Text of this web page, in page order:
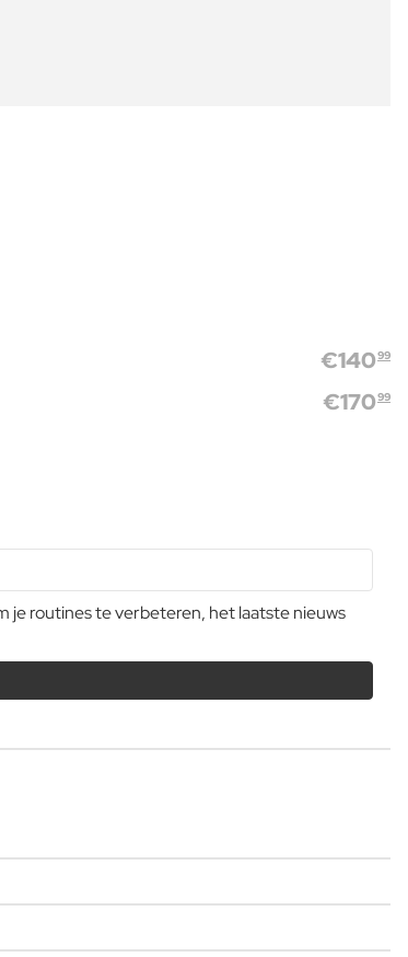
€14099
€17099
je routines te verbeteren, het laatste nieuws